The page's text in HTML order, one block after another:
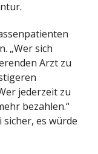
„Wer sich
Arzt zu
jederzeit zu
bezahlen.“
es würde